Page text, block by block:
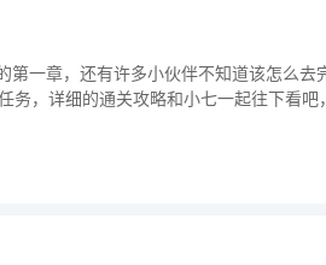
第一章，还有许多小伙伴不知道该怎么去
务，详细的通关攻略和小七一起往下看吧